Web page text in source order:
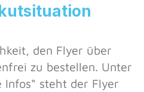
den Flyer über
zu bestellen. Unter
steht der Flyer